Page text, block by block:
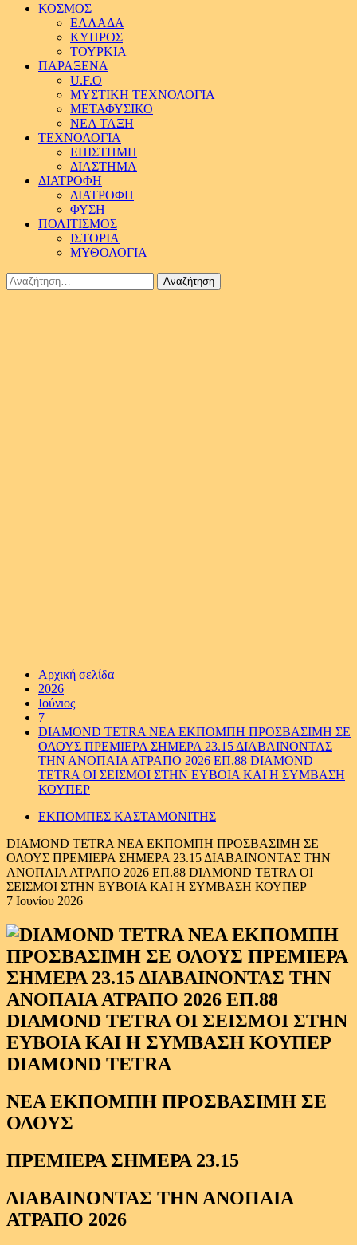
ΚΟΣΜΟΣ
ΕΛΛΑΔΑ
ΚΥΠΡΟΣ
ΤΟΥΡΚΙΑ
ΠΑΡΑΞΕΝΑ
U.F.O
ΜΥΣΤΙΚΗ ΤΕΧΝΟΛΟΓΙΑ
ΜΕΤΑΦΥΣΙΚΟ
ΝΕΑ ΤΑΞΗ
ΤΕΧΝΟΛΟΓΙΑ
ΕΠΙΣΤΗΜΗ
ΔΙΑΣΤΗΜΑ
ΔΙΑΤΡΟΦΗ
ΔΙΑΤΡΟΦΗ
ΦΥΣΗ
ΠΟΛΙΤΙΣΜΟΣ
ΙΣΤΟΡΙΑ
ΜΥΘΟΛΟΓΙΑ
Αναζήτηση
για:
Αρχική σελίδα
2026
Ιούνιος
7
DIAMOND TETRA ΝΕΑ ΕΚΠΟΜΠΗ ΠΡΟΣΒΑΣΙΜΗ ΣΕ
ΟΛΟΥΣ ΠΡΕΜΙΕΡΑ ΣΗΜΕΡΑ 23.15 ΔΙΑΒΑΙΝΟΝΤΑΣ
ΤΗΝ ΑΝΟΠΑΙΑ ΑΤΡΑΠΟ 2026 ΕΠ.88 DIAMOND
TETRA ΟΙ ΣΕΙΣΜΟΙ ΣΤΗΝ ΕΥΒΟΙΑ ΚΑΙ Η ΣΥΜΒΑΣΗ
ΚΟΥΠΕΡ
ΕΚΠΟΜΠΕΣ ΚΑΣΤΑΜΟΝΙΤΗΣ
DIAMOND TETRA ΝΕΑ ΕΚΠΟΜΠΗ ΠΡΟΣΒΑΣΙΜΗ ΣΕ
ΟΛΟΥΣ ΠΡΕΜΙΕΡΑ ΣΗΜΕΡΑ 23.15 ΔΙΑΒΑΙΝΟΝΤΑΣ ΤΗΝ
ΑΝΟΠΑΙΑ ΑΤΡΑΠΟ 2026 ΕΠ.88 DIAMOND TETRA ΟΙ
ΣΕΙΣΜΟΙ ΣΤΗΝ ΕΥΒΟΙΑ ΚΑΙ Η ΣΥΜΒΑΣΗ ΚΟΥΠΕΡ
7 Ιουνίου 2026
DIAMOND TETRA
ΝΕΑ ΕΚΠΟΜΠΗ ΠΡΟΣΒΑΣΙΜΗ ΣΕ
ΟΛΟΥΣ
ΠΡΕΜΙΕΡΑ ΣΗΜΕΡΑ 23.15
ΔΙΑΒΑΙΝΟΝΤΑΣ ΤΗΝ ΑΝΟΠΑΙΑ
ΑΤΡΑΠΟ 2026